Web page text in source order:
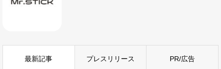
最新記事 プレスリリース PR/広告